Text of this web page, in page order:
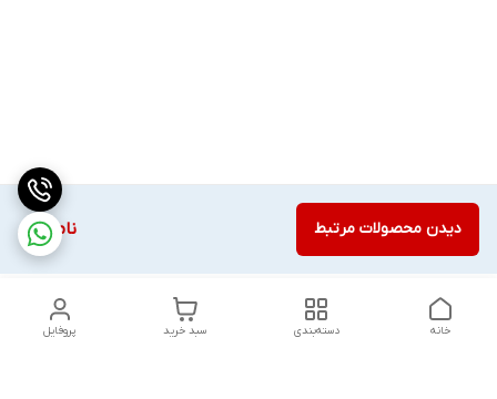
ناموجود دیدن محصولات مرتبط
پروفایل سبد خرید دسته‌بندی خانه